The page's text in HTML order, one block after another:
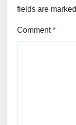
fields are marked
Comment*